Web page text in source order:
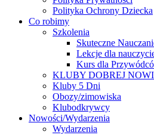
Polityka Ochrony Dziecka
Co robimy
Szkolenia
Skuteczne
Lekcje dla
Kurs dla
KLUBY DOBREJ
Kluby 5 Dni
Obozy/zimowiska
Klubodkrywcy
Nowości/Wydarzenia
Wydarzenia